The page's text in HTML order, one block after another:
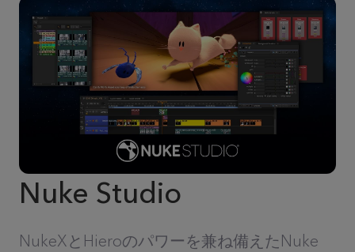
Nuke Studio
NukeXとHieroのパワーを兼ね備えたNuke